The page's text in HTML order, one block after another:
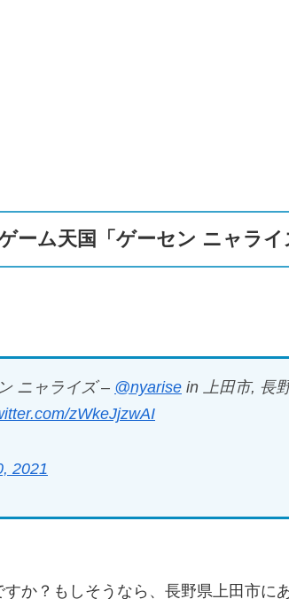
ーム天国「ゲーセン ニャライ
ニャライズ – @nyarise in 上田市, 長
zWkeJjzwAI
2021
か？もしそうなら、長野県上田市に